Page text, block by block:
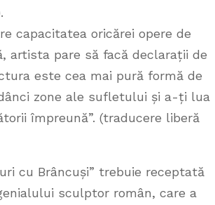
capacitatea oricărei opere de
artista pare să facă declarații de
este cea mai pură formă de
zone ale sufletului și a-ți lua
împreună”. (traducere liberă
cu Brâncuși” trebuie receptată
sculptor român, care a